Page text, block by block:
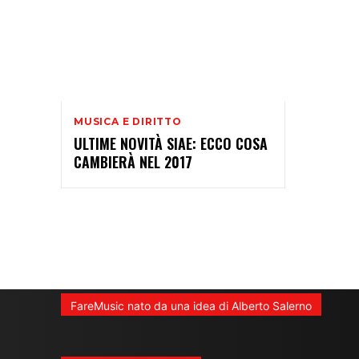
MUSICA E DIRITTO
ULTIME NOVITÀ SIAE: ECCO COSA
CAMBIERÀ NEL 2017
FareMusic nato da una idea di Alberto Salerno